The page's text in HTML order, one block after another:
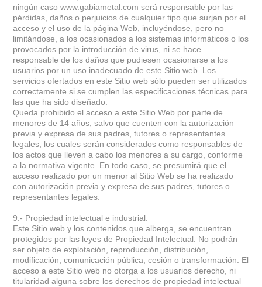
ningún caso www.gabiametal.com será responsable por las
pérdidas, daños o perjuicios de cualquier tipo que surjan por el
acceso y el uso de la página Web, incluyéndose, pero no
limitándose, a los ocasionados a los sistemas informáticos o los
provocados por la introducción de virus, ni se hace
responsable de los daños que pudiesen ocasionarse a los
usuarios por un uso inadecuado de este Sitio web. Los
servicios ofertados en este Sitio web sólo pueden ser utilizados
correctamente si se cumplen las especificaciones técnicas para
las que ha sido diseñado.
Queda prohibido el acceso a este Sitio Web por parte de
menores de 14 años, salvo que cuenten con la autorización
previa y expresa de sus padres, tutores o representantes
legales, los cuales serán considerados como responsables de
los actos que lleven a cabo los menores a su cargo, conforme
a la normativa vigente. En todo caso, se presumirá que el
acceso realizado por un menor al Sitio Web se ha realizado
con autorización previa y expresa de sus padres, tutores o
representantes legales.
9.- Propiedad intelectual e industrial:
Este Sitio web y los contenidos que alberga, se encuentran
protegidos por las leyes de Propiedad Intelectual. No podrán
ser objeto de explotación, reproducción, distribución,
modificación, comunicación pública, cesión o transformación. El
acceso a este Sitio web no otorga a los usuarios derecho, ni
titularidad alguna sobre los derechos de propiedad intelectual